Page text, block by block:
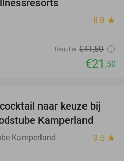
8.8 star
Regulier €41,50
€21 ,50
41%
naar keuze bij
Kamperland
Kamperland 9.5 star